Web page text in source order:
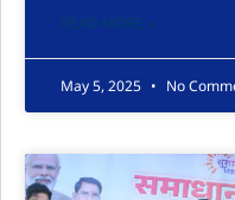
READ MORE »
May 5, 2025 No